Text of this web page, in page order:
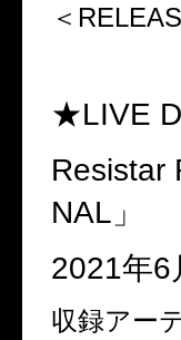
＜
★LIVE
Resistar
NAL 」
2021年6
収録アー